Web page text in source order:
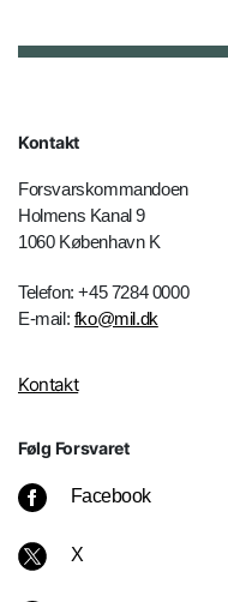
Kontakt
Forsvarskommandoen
Holmens Kanal 9
1060 København K
Telefon: +45 7284 0000
E-mail: fko@mil.dk
Kontakt
Følg Forsvaret
Facebook
X